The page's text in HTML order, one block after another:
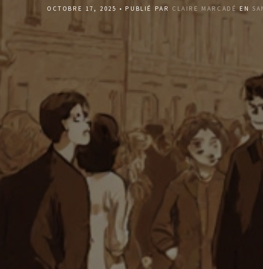
OCTOBRE 17, 2025 • PUBLIÉ PAR CLAIRE MARCADÉ EN